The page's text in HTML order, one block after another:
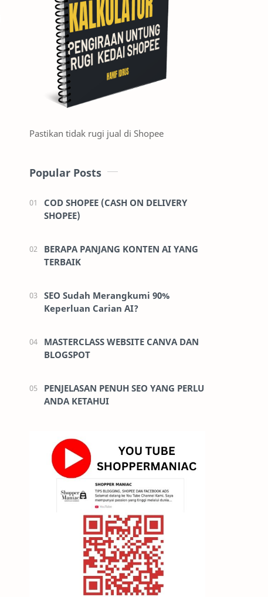
Pastikan tidak rugi jual di Shopee
Popular Posts
COD SHOPEE (CASH ON DELIVERY
SHOPEE)
BERAPA PANJANG KONTEN AI YANG
TERBAIK
SEO Sudah Merangkumi 90%
Keperluan Carian AI?
MASTERCLASS WEBSITE CANVA DAN
BLOGSPOT
PENJELASAN PENUH SEO YANG PERLU
ANDA KETAHUI